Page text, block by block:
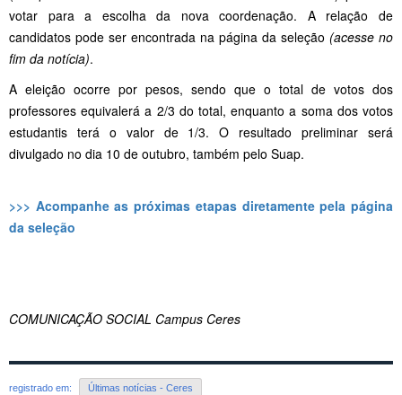
votar para a escolha da nova coordenação. A relação de
candidatos pode ser encontrada na página da seleção (acesse no
fim da notícia).
A eleição ocorre por pesos, sendo que o total de votos dos
professores equivalerá a 2/3 do total, enquanto a soma dos votos
estudantis terá o valor de 1/3. O resultado preliminar será
divulgado no dia 10 de outubro, também pelo Suap.
>>> Acompanhe as próximas etapas diretamente pela página
da seleção
COMUNICAÇÃO SOCIAL Campus Ceres
registrado em: Últimas notícias - Ceres